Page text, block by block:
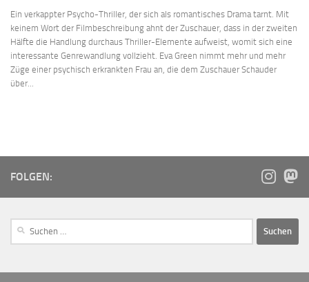
Ein verkappter Psycho-Thriller, der sich als romantisches Drama tarnt. Mit
keinem Wort der Filmbeschreibung ahnt der Zuschauer, dass in der zweiten
Hälfte die Handlung durchaus Thriller-Elemente aufweist, womit sich eine
interessante Genrewandlung vollzieht. Eva Green nimmt mehr und mehr
Züge einer psychisch erkrankten Frau an, die dem Zuschauer Schauder
über...
FOLGEN: